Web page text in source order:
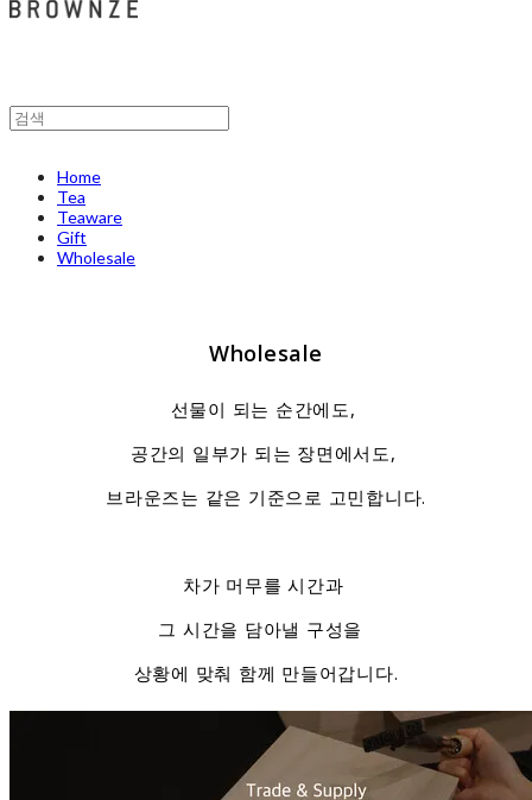
Home
Tea
Teaware
Gift
Wholesale
Wholesale
선물이 되는 순간에도,
공간의 일부가 되는 장면에서도,
브라운즈는 같은 기준으로 고민합니다.
차가 머무를 시간과
그 시간을 담아낼 구성을
상황에 맞춰 함께 만들어갑니다.